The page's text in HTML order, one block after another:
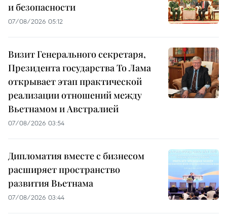
и безопасности
07/08/2026 05:12
Визит Генерального секретаря,
Президента государства То Лама
открывает этап практической
реализации отношений между
Вьетнамом и Австралией
07/08/2026 03:54
Дипломатия вместе с бизнесом
расширяет пространство
развития Вьетнама
07/08/2026 03:44